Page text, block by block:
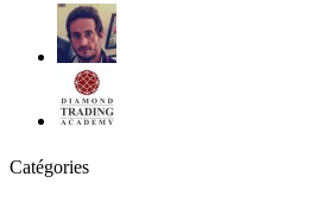
Catégories